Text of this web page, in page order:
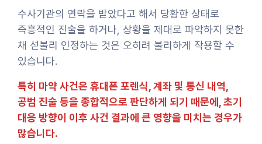
수사기관의 연락을 받았다고 해서 당황한 상태로
즉흥적인 진술을 하거나, 상황을 제대로 파악하지 못한
채 섣불리 인정하는 것은 오히려 불리하게 작용할 수
있습니다.
특히 마약 사건은 휴대폰 포렌식, 계좌 및 통신 내역,
공범 진술 등을 종합적으로 판단하게 되기 때문에, 초기
대응 방향이 이후 사건 결과에 큰 영향을 미치는 경우가
많습니다.